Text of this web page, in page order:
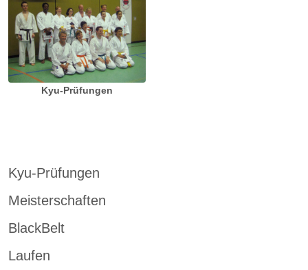
Kyu-Prüfungen
Kyu-Prüfungen
Meisterschaften
BlackBelt
Laufen